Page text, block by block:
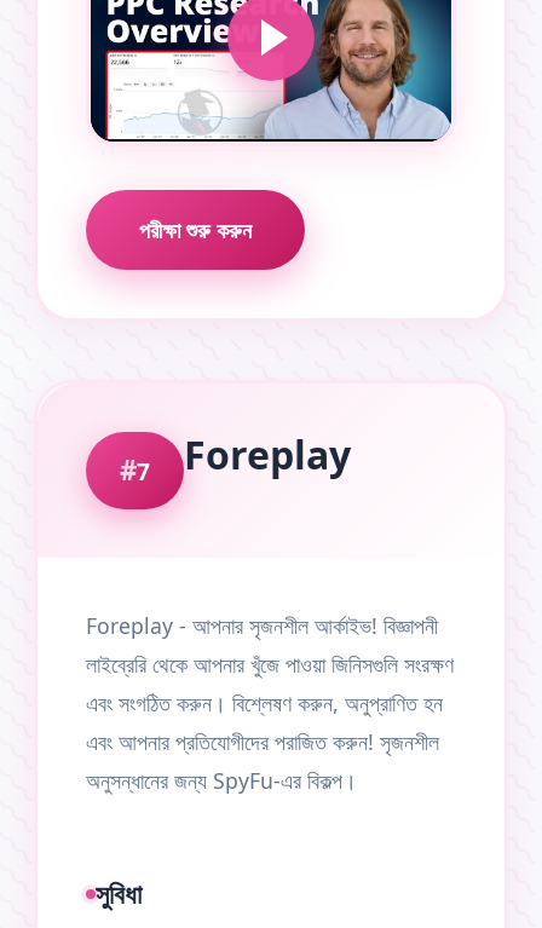
পরীক্ষা শুরু করুন
7 Foreplay
Foreplay - আপনার সৃজনশীল আর্কাইভ! বিজ্ঞাপনী
লাইব্রেরি থেকে আপনার খুঁজে পাওয়া জিনিসগুলি সংরক্ষণ
এবং সংগঠিত করুন। বিশ্লেষণ করুন, অনুপ্রাণিত হন
এবং আপনার প্রতিযোগীদের পরাজিত করুন! সৃজনশীল
অনুসন্ধানের জন্য SpyFu-এর বিকল্প।
সুবিধা